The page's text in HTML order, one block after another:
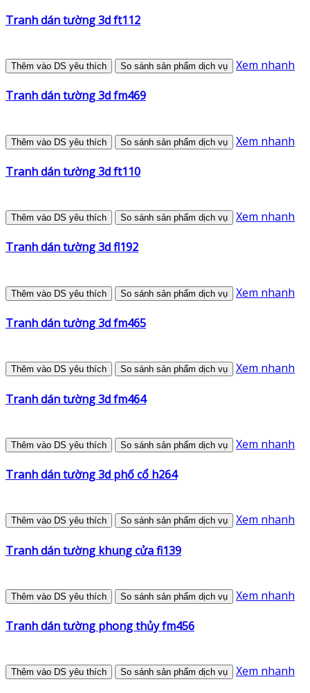
Tranh dán tường 3d ft112
Thêm vào DS yêu thích So sánh sản phẩm dịch vụ Xem nhanh
Tranh dán tường 3d fm469
Thêm vào DS yêu thích So sánh sản phẩm dịch vụ Xem nhanh
Tranh dán tường 3d ft110
Thêm vào DS yêu thích So sánh sản phẩm dịch vụ Xem nhanh
Tranh dán tường 3d fl192
Thêm vào DS yêu thích So sánh sản phẩm dịch vụ Xem nhanh
Tranh dán tường 3d fm465
Thêm vào DS yêu thích So sánh sản phẩm dịch vụ Xem nhanh
Tranh dán tường 3d fm464
Thêm vào DS yêu thích So sánh sản phẩm dịch vụ Xem nhanh
Tranh dán tường 3d phố cổ h264
Thêm vào DS yêu thích So sánh sản phẩm dịch vụ Xem nhanh
Tranh dán tường khung cửa fi139
Thêm vào DS yêu thích So sánh sản phẩm dịch vụ Xem nhanh
Tranh dán tường phong thủy fm456
Thêm vào DS yêu thích So sánh sản phẩm dịch vụ Xem nhanh